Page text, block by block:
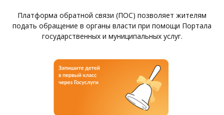
Платформа обратной связи (ПОС) позволяет жителям
подать обращение в органы власти при помощи Портала
государственных и муниципальных услуг.